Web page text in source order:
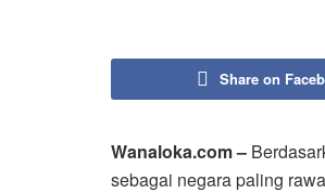
Share on
Wanaloka.com –
sebagai negara paling